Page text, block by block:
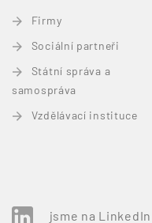
Firmy
Sociální partneři
Státní správa a
samospráva
Vzdělávací instituce
jsme na LinkedIn